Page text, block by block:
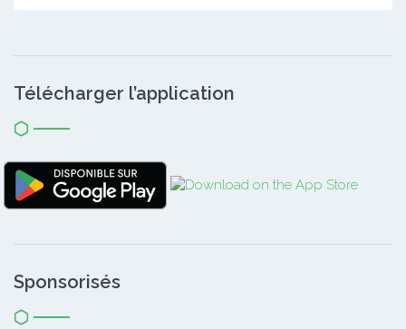
Télécharger l’application
Sponsorisés